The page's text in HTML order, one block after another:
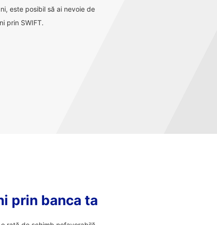
este posibil să ai nevoie de
prin SWIFT.
prin banca ta